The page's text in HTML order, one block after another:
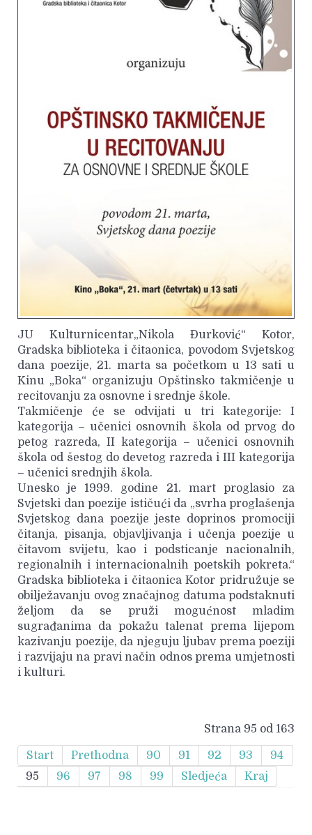
JU Kulturnicentar„Nikola Đurković“ Kotor,
Gradska biblioteka i čitaonica, povodom Svjetskog
dana poezije, 21. marta sa početkom u 13 sati u
Kinu „Boka“ organizuju Opštinsko takmičenje u
recitovanju za osnovne i srednje škole.
Takmičenje će se odvijati u tri kategorije: I
kategorija – učenici osnovnih škola od prvog do
petog razreda, II kategorija – učenici osnovnih
škola od šestog do devetog razreda i III kategorija
– učenici srednjih škola.
Unesko je 1999. godine 21. mart proglasio za
Svjetski dan poezije ističući da „svrha proglašenja
Svjetskog dana poezije jeste doprinos promociji
čitanja, pisanja, objavljivanja i učenja poezije u
čitavom svijetu, kao i podsticanje nacionalnih,
regionalnih i internacionalnih poetskih pokreta.“
Gradska biblioteka i čitaonica Kotor pridružuje se
obilježavanju ovog značajnog datuma podstaknuti
željom da se pruži mogućnost mladim
sugrađanima da pokažu talenat prema lijepom
kazivanju poezije, da njeguju ljubav prema poeziji
i razvijaju na pravi način odnos prema umjetnosti
i kulturi.
Strana 95 od 163
Start Prethodna 90 91 92 93
94
95
96 97 98 99 Sledjeća Kraj